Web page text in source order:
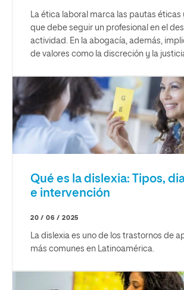
La ética laboral marca las pautas éticas
que debe seguir un profesional en el
actividad. En la abogacía, además,
de valores como la discreción y la
Qué es la dislexia: Tipos,
e intervención
20 / 06 / 2025
La dislexia es uno de los trastornos de
más comunes en Latinoamérica.